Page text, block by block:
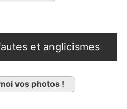
et anglicismes
vos photos !